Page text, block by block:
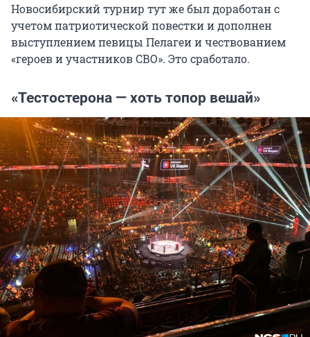
Новосибирский турнир тут же был доработан с
учетом патриотической повестки и дополнен
выступлением певицы Пелагеи и чествованием
«героев и участников СВО». Это сработало.
«Тестостерона — хоть топор вешай»